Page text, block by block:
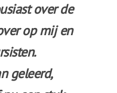
over de
op mij en
geleerd,